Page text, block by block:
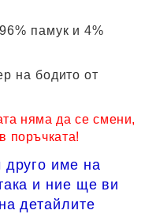
памук и 4%
на бодито от
няма да се смени,
поръчката!
име на
и ние ще ви
детайлите